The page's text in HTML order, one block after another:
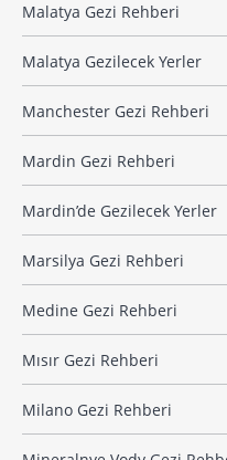
Malatya Gezi Rehberi
Malatya Gezilecek Yerler
Manchester Gezi Rehberi
Mardin Gezi Rehberi
Mardin’de Gezilecek Yerler
Marsilya Gezi Rehberi
Medine Gezi Rehberi
Mısır Gezi Rehberi
Milano Gezi Rehberi